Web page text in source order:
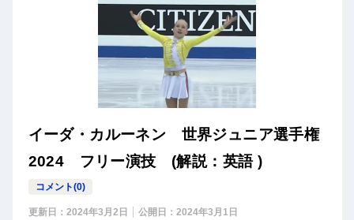
イーダ・カルーネン 世界ジュニア選手権
2024 フリー演技 (解説：英語 )
コメント(0)
更新日： 2024年3月2日 公開日： 2024年3月1日